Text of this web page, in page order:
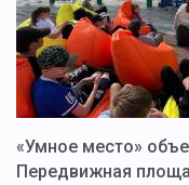
«Умное место»
Передвижная